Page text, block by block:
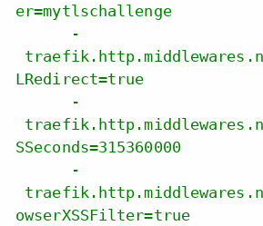
er=mytlschallenge
-
LRedirect=true
-
SSeconds=315360000
-
owserXSSFilter=true